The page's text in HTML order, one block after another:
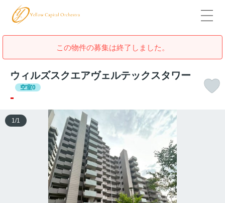
この物件の募集は終了しました。
ウィルズスクエアヴェルテックスタワー
空室0
-
1 /1